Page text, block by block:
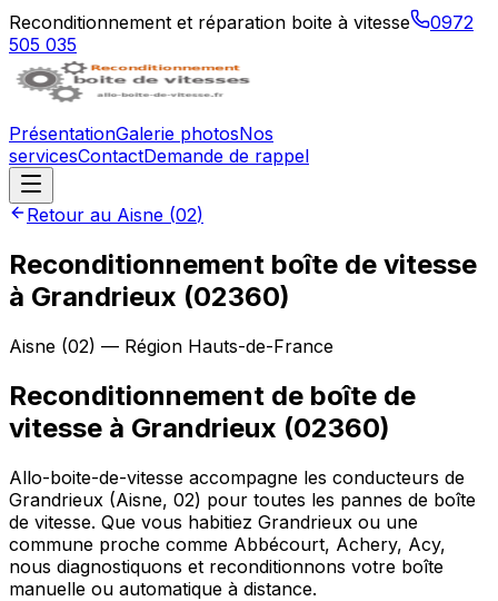
Reconditionnement et réparation boite à vitesse
0972
505 035
PrésentationGalerie photosNos
servicesContactDemande de rappel
Retour au Aisne (02)
Reconditionnement boîte de vitesse
à Grandrieux (02360)
Aisne (02) — Région Hauts-de-France
Reconditionnement de boîte de
vitesse à Grandrieux (02360)
Allo-boite-de-vitesse accompagne les conducteurs de
Grandrieux (Aisne, 02) pour toutes les pannes de boîte
de vitesse. Que vous habitiez Grandrieux ou une
commune proche comme Abbécourt, Achery, Acy,
nous diagnostiquons et reconditionnons votre boîte
manuelle ou automatique à distance.